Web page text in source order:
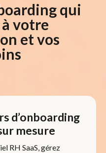
qui
votre
et vos
d’onboarding
mesure
RH SaaS, gérez